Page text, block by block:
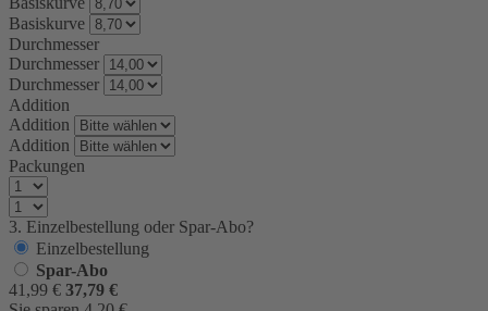
Basiskurve
Durchmesser
Durchmesser
Durchmesser
Addition
Addition
Addition
Packungen
3. Einzelbestellung oder Spar-Abo?
Einzelbestellung
Spar-Abo
41,99 € 37,79 €